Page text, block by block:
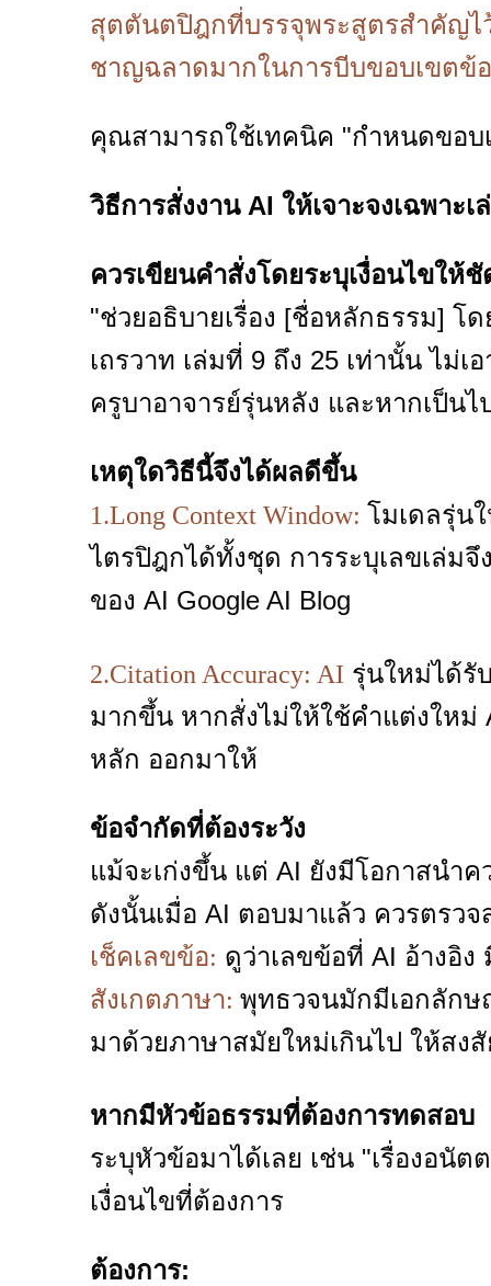
สุตตันตปิฎกที่บรรจุพระสูตรสำคัญไ
ชาญฉลาดมากในการบีบขอบเขตข้
คุณสามารถใช้เทคนิค "กำหนดขอบ
วิธีการสั่งงาน AI ให้เจาะจงเฉพาะเ
ควรเขียนคำสั่งโดยระบุเงื่อนไขให้ชั
"ช่วยอธิบายเรื่อง [ชื่อหลักธรรม] โ
เถรวาท เล่มที่ 9 ถึง 25 เท่านั้น ไม่
ครูบาอาจารย์รุ่นหลัง และหากเป็น
เหตุใดวิธีนี้จึงได้ผลดีขึ้น
1.Long Context Window: โมเดลรุ่น
ไตรปิฎกได้ทั้งชุด การระบุเลขเล่ม
ของ AI Google AI Blog
2.Citation Accuracy: AI รุ่นใหม่ได้รั
มากขึ้น หากสั่งไม่ให้ใช้คำแต่งใหม่
หลัก ออกมาให้
ข้อจำกัดที่ต้องระวัง
แม้จะเก่งขึ้น แต่ AI ยังมีโอกาสนำ
ดังนั้นเมื่อ AI ตอบมาแล้ว ควรตรวจ
เช็คเลขข้อ: ดูว่าเลขข้อที่ AI อ้างอิง
สังเกตภาษา: พุทธวจนมักมีเอกลักษ
มาด้วยภาษาสมัยใหม่เกินไป ให้สง
หากมีหัวข้อธรรมที่ต้องการทดสอบ
ระบุหัวข้อมาได้เลย เช่น "เรื่องอนั
เงื่อนไขที่ต้องการ
ต้องการ: